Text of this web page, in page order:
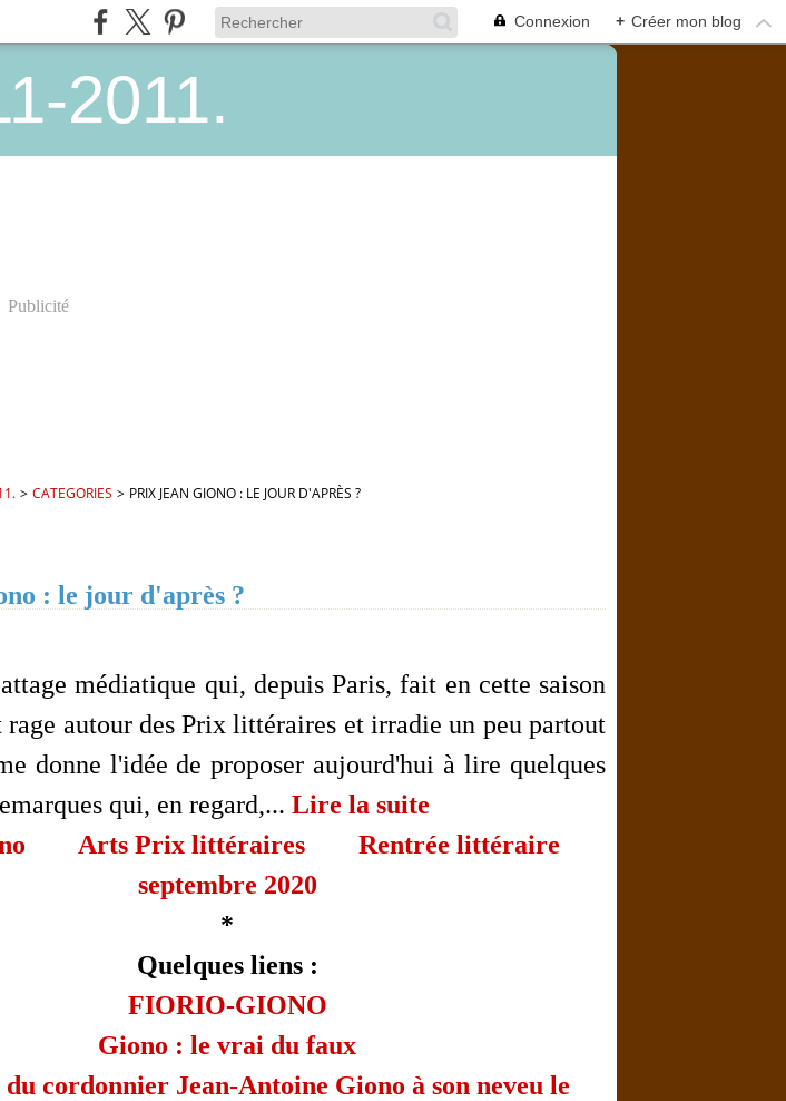
Connexion + Créer mon blog
2011.
Publicité
> CATEGORIES > PRIX JEAN GIONO : LE JOUR D'APRÈS ?
: le jour d'après ?
médiatique qui, depuis Paris, fait en cette saison
rage autour des Prix littéraires et irradie un peu partout
donne l'idée de proposer aujourd'hui à lire quelques
qui, en regard,... Lire la suite
Arts Prix littéraires
Rentrée littéraire
septembre 2020
*
Quelques liens :
FIORIO-GIONO
Giono : le vrai du faux
cordonnier Jean-Antoine Giono à son neveu le